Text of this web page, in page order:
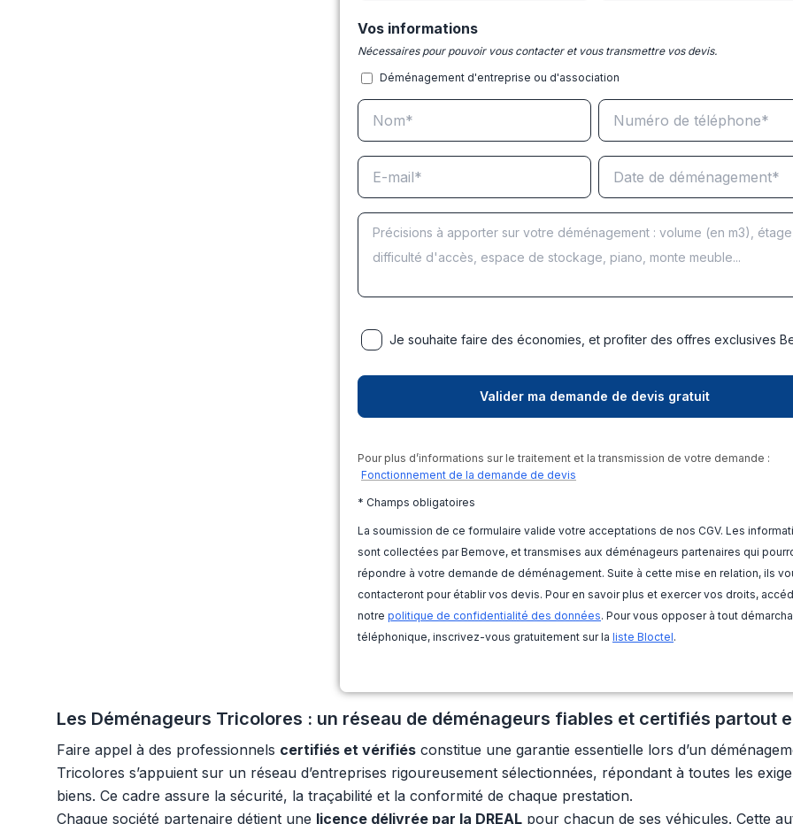
Vos informations
Nécessaires pour pouvoir vous contacter et vous transmettre vos devis.
Déménagement d'entreprise ou d'association
Je souhaite faire des économies, et profiter des offres exclusives
Pour plus d’informations sur le traitement et la transmission de votre demande :
Fonctionnement de la demande de devis
* Champs obligatoires
La soumission de ce formulaire valide votre acceptations de nos CGV. Les
sont collectées par Bemove, et transmises aux déménageurs partenaires qui
répondre à votre demande de déménagement. Suite à cette mise en relation, ils
contacteront pour établir vos devis. Pour en savoir plus et exercer vos droits,
notre politique de confidentialité des données. Pour vous opposer à tout
téléphonique, inscrivez-vous gratuitement sur la liste Bloctel.
Les Déménageurs Tricolores : un réseau de déménageurs fiables et certifiés partout
Faire appel à des professionnels certifiés et vérifiés constitue une garantie essentielle lors d’un
Tricolores s’appuient sur un réseau d’entreprises rigoureusement sélectionnées, répondant à toutes les
biens. Ce cadre assure la sécurité, la traçabilité et la conformité de chaque prestation.
Chaque société partenaire détient une licence délivrée par la DREAL pour chacun de ses véhicules. Cette